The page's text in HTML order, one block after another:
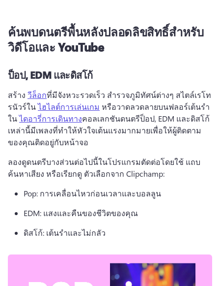
ค้นพบดนตรีพื้นหลังปลอดลิขสิทธิ์สำหรับ
วิดีโอและ YouTube
ป็อป, EDM และดิสโก้
สร้าง วีล็อกที่มีจังหวะรวดเร็ว สำรวจภูมิทัศน์ต่างๆ สไตล์เรโท
รนัวร์ใน ไฮไลต์การเล่นเกม หรือวาดลวดลายบนฟลอร์เต้นรำ
ใน ไดอารี่การเดินทางคอลเลกชันดนตรีป็อป, EDM และดิสโก้
เหล่านี้มีเพลงที่ทำให้หัวใจเต้นแรงมากมายเพื่อให้ผู้ติดตาม
ของคุณติดอยู่กับหน้าจอ
ลองดูดนตรีบางส่วนต่อไปนี้ในโปรแกรมตัดต่อโดยใช้ แถบ
ค้นหาเสียง หรือเรียกดู ตัวเลือกจาก Clipchamp:
Pop: การเคลื่อนไหวก่อนเวลาและบอลลูน
EDM: แสงและคืนของชีวิตของคุณ
ดิสโก้: เต้นรําและไม่กลัว